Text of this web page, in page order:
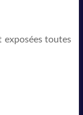
exposées toutes